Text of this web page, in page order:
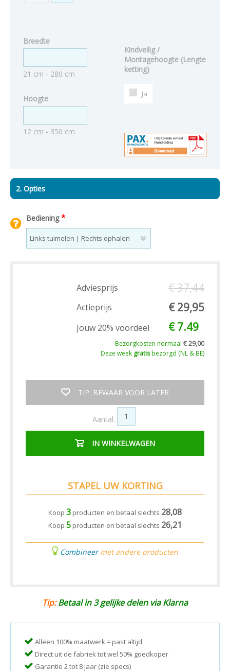
Breedte
21 cm - 280 cm
Hoogte
12 cm - 350 cm
Kindveilig /
Montagehoogte (Lengte
ketting)
Ja
2. Opties
Bediening*
Adviesprijs € 37,44
Actieprijs € 29,95
Jouw 20% voordeel € 7.49
Bezorgkosten normaal € 29,00
Deze week gratisbezorgd (NL & BE)
TIP: BEWAAR VOOR LATER
Aantal:
IN WINKELWAGEN
STAPEL UW KORTING
Koop 3 producten en betaal slechts 28,08
Koop 5 producten en betaal slechts 26,21
Combineermet andere producten
Tip:Betaal in 3 gelijke delen via Klarna
Alleen 100% maatwerk = past altijd
Direct uit de fabriek tot wel 50% goedkoper
Garantie 2 tot 8 jaar (zie specs)